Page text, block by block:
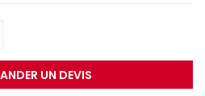
UN DEVIS